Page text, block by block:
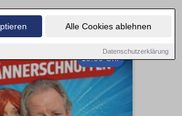
Alle Cookies ablehnen
Datenschutzerklärung
19:00 Uhr